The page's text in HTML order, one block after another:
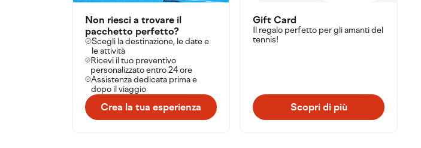
Non riesci a trovare il
pacchetto perfetto?
Scegli la destinazione, le date e
le attività
Ricevi il tuo preventivo
personalizzato entro 24 ore
Assistenza dedicata prima e
dopo il viaggio
Crea la tua esperienza
Gift Card
Il regalo perfetto per gli amanti del
tennis!
Scopri di più